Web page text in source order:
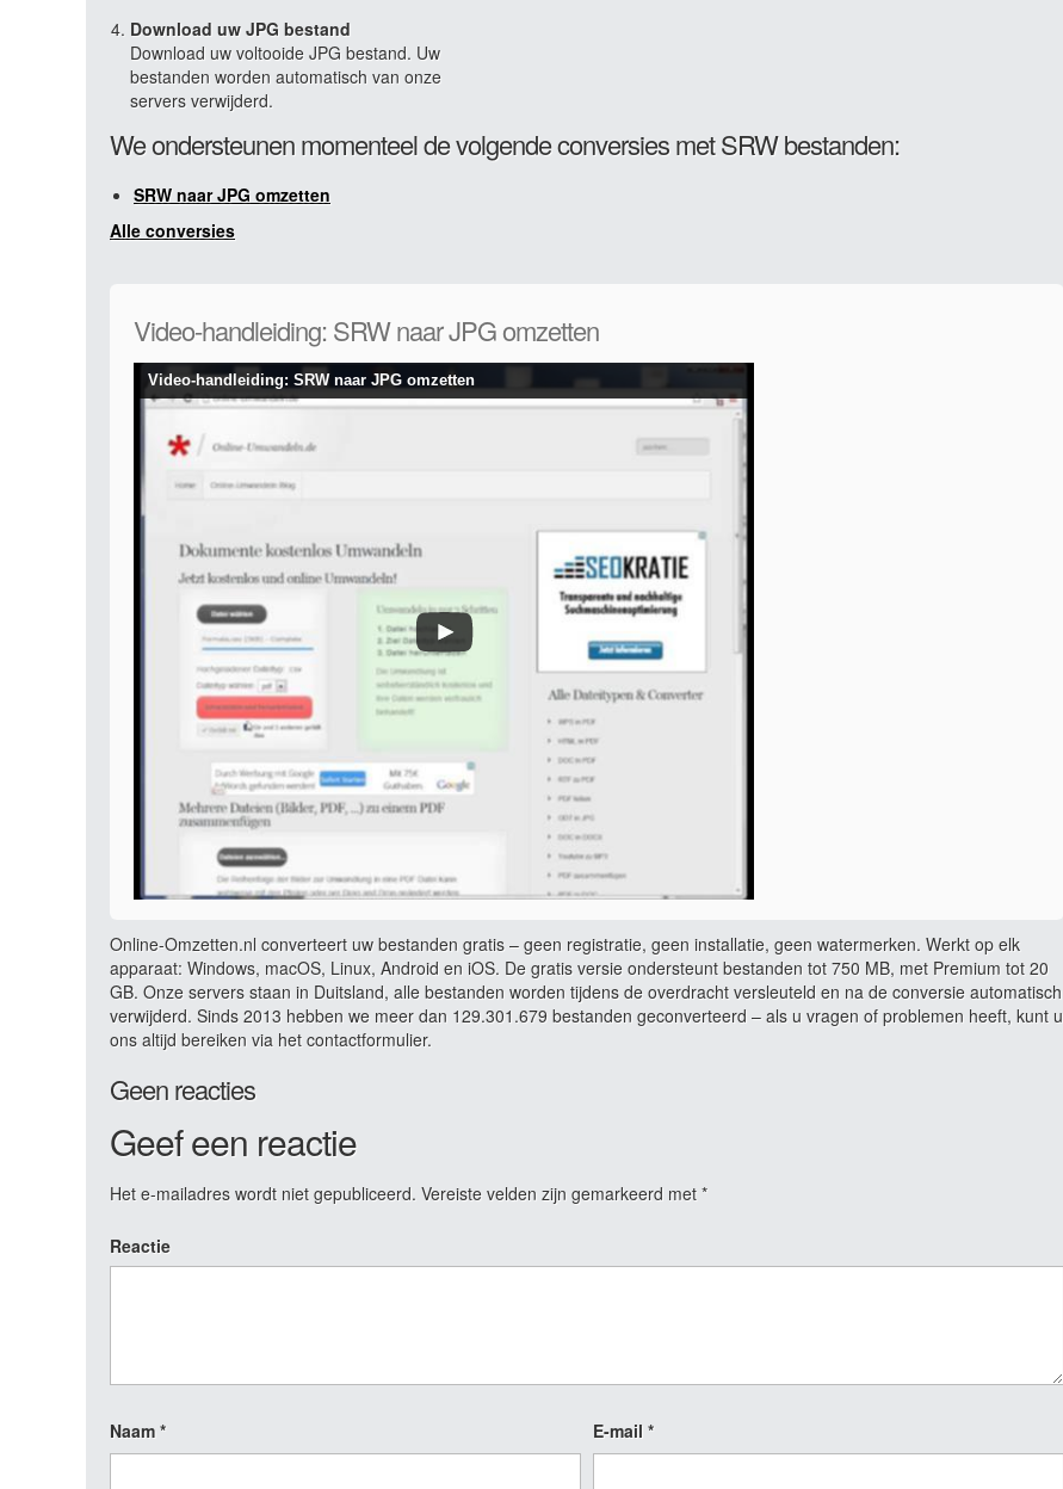
Download uw JPG bestand
Download uw voltooide JPG bestand. Uw
bestanden worden automatisch van onze
servers verwijderd.
We ondersteunen momenteel de volgende conversies met SRW bestanden:
SRW naar JPG omzetten
Alle conversies
Video-handleiding: SRW naar JPG omzetten
Video-handleiding: SRW naar JPG omzetten
Online-Omzetten.nl converteert uw bestanden gratis – geen registratie, geen installatie, geen watermerken. Werkt op elk
apparaat: Windows, macOS, Linux, Android en iOS. De gratis versie ondersteunt bestanden tot 750 MB, met Premium tot 20
GB. Onze servers staan in Duitsland, alle bestanden worden tijdens de overdracht versleuteld en na de conversie automatisch
verwijderd. Sinds 2013 hebben we meer dan 129.301.679 bestanden geconverteerd – als u vragen of problemen heeft, kunt u
ons altijd bereiken via het contactformulier.
Geen reacties
Geef een reactie
Het e-mailadres wordt niet gepubliceerd. Vereiste velden zijn gemarkeerd met *
Reactie
Naam * E-mail *